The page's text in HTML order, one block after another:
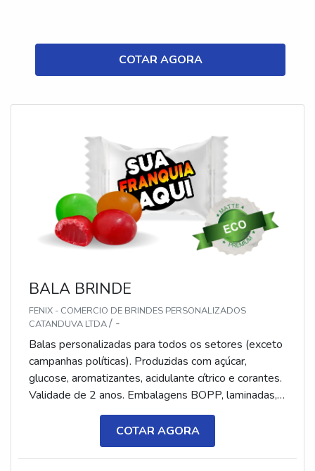
COTAR AGORA
BALA BRINDE
FENIX - COMERCIO DE BRINDES PERSONALIZADOS
CATANDUVA LTDA/ -
Balas personalizadas para todos os setores (exceto
campanhas políticas). Produzidas com açúcar,
glucose, aromatizantes, acidulante cítrico e corantes.
Validade de 2 anos. Embalagens BOPP, laminadas,
metalizadas ou ecológicas, com impressão colorida
ou P&B em alta qualidade, tinta atóxica. Medida: 5 ×
3,5 cm. Sabores variados (frutas, café, menta etc.) e
diferentes tipos (balas, gomas, chicletes, recheadas
COTAR AGORA